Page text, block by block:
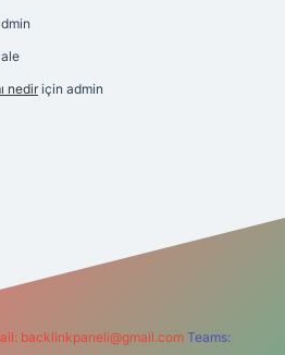
nedir için admin
backlinkpaneli@gmail.com Teams: